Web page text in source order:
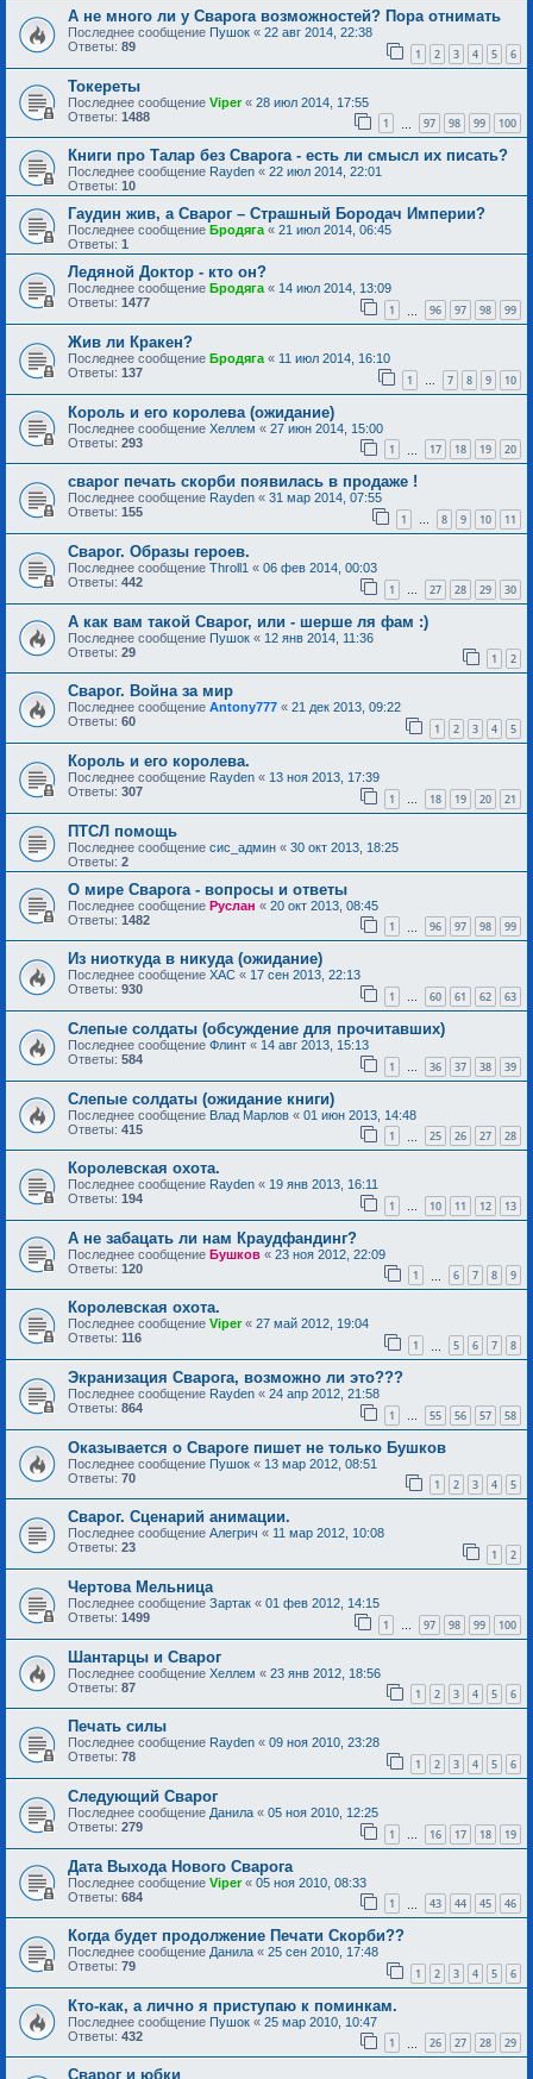
А не много ли у Сварога возможностей? Пора отнимать
Последнее сообщение Пушок « 22 авг 2014, 22:38
Ответы: 89 1 2 3 4 5 6
Токереты
Последнее сообщение Viper« 28 июл 2014, 17:55
Ответы: 1488 1 97 98 99 100
Книги про Талар без Сварога - есть ли смысл их писать?
Последнее сообщение Rayden « 22 июл 2014, 22:01
Ответы: 10
Гаудин жив, а Сварог – Страшный Бородач Империи?
Последнее сообщение Бродяга« 21 июл 2014, 06:45
Ответы: 1
Ледяной Доктор - кто он?
Последнее сообщение Бродяга« 14 июл 2014, 13:09
Ответы: 1477 1 96 97 98 99
Жив ли Кракен?
Последнее сообщение Бродяга « 11 июл 2014, 16:10
Ответы: 137 1 … 7 8 9 10
Король и его королева (ожидание)
Последнее сообщение Хеллем « 27 июн 2014, 15:00
Ответы: 293 1 17 18 19 20
сварог печать скорби появилась в продаже !
Последнее сообщение Rayden « 31 мар 2014, 07:55
Ответы: 155 1 … 8 9 10 11
Сварог. Образы героев.
Последнее сообщение Throll1 « 06 фев 2014, 00:03
Ответы: 442 1 … 27 28 29 30
А как вам такой Сварог, или - шерше ля фам :)
Последнее сообщение Пушок « 12 янв 2014, 11:36
Ответы: 29 1 2
Сварог. Война за мир
Последнее сообщение Antony777 « 21 дек 2013, 09:22
Ответы: 60 1 2 3 4 5
Король и его королева.
Последнее сообщение Rayden « 13 ноя 2013, 17:39
Ответы: 307 1 … 18 19 20 21
ПТСЛ помощь
Последнее сообщение сис_админ « 30 окт 2013, 18:25
Ответы: 2
О мире Сварога - вопросы и ответы
Последнее сообщение Руслан « 20 окт 2013, 08:45
Ответы: 1482 1 96 97 98 99
Из ниоткуда в никуда (ожидание)
Последнее сообщение ХАС « 17 сен 2013, 22:13
Ответы: 930 1 … 60 61 62 63
Слепые солдаты (обсуждение для прочитавших)
Последнее сообщение Флинт « 14 авг 2013, 15:13
Ответы: 584 1 36 37 38 39
Слепые солдаты (ожидание книги)
Последнее сообщение Влад Марлов « 01 июн 2013, 14:48
Ответы: 415 1 25 26 27 28
Королевская охота.
Последнее сообщение Rayden « 19 янв 2013, 16:11
Ответы: 194 1 … 10 11 12 13
А не забацать ли нам Краудфандинг?
Последнее сообщение Бушков « 23 ноя 2012, 22:09
Ответы: 120 1 6 7 8 9
Королевская охота.
Последнее сообщение Viper« 27 май 2012, 19:04
Ответы: 116 1 5 6 7 8
Экранизация Сварога, возможно ли это???
Последнее сообщение Rayden « 24 апр 2012, 21:58
Ответы: 864 1 … 55 56 57 58
Оказывается о Свароге пишет не только Бушков
Последнее сообщение Пушок « 13 мар 2012, 08:51
Ответы: 70 1 2 3 4 5
Сварог. Сценарий анимации.
Последнее сообщение Алегрич « 11 мар 2012, 10:08
Ответы: 23 1 2
Чертова Мельница
Последнее сообщение Зартак « 01 фев 2012, 14:15
Ответы: 1499 1 … 97 98 99 100
Шантарцы и Сварог
Последнее сообщение Хеллем « 23 янв 2012, 18:56
Ответы: 87 1 2 3 4 5 6
Печать силы
Последнее сообщение Rayden « 09 ноя 2010, 23:28
Ответы: 78 1 2 3 4 5 6
Следующий Сварог
Последнее сообщение Данила « 05 ноя 2010, 12:25
Ответы: 279 1 … 16 17 18 19
Дата Выхода Нового Сварога
Последнее сообщение Viper« 05 ноя 2010, 08:33
Ответы: 684 1 43 44 45 46
Когда будет продолжение Печати Скорби??
Последнее сообщение Данила « 25 сен 2010, 17:48
Ответы: 79 1 2 3 4 5 6
Кто-как, а лично я приступаю к поминкам.
Последнее сообщение Пушок « 25 мар 2010, 10:47
Ответы: 432 1 26 27 28 29
Сварог и юбки